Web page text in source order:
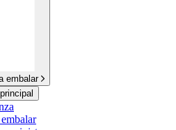
embalar